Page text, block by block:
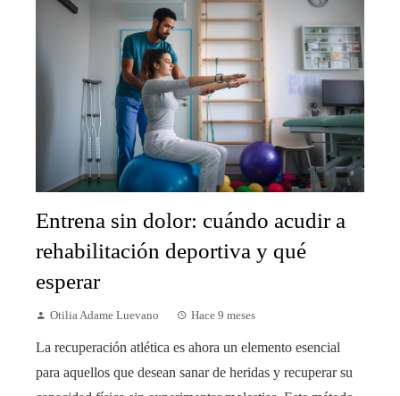
Entrena sin dolor: cuándo acudir a
rehabilitación deportiva y qué
esperar
Otilia Adame Luevano Hace 9 meses
La recuperación atlética es ahora un elemento esencial
para aquellos que desean sanar de heridas y recuperar su